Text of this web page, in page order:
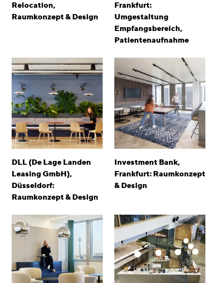
Relocation,
Raumkonzept & Design
Frankfurt:
Umgestaltung
Empfangsbereich,
Patientenaufnahme
DLL (De Lage Landen
Leasing GmbH),
Düsseldorf:
Raumkonzept & Design
Investment Bank,
Frankfurt: Raumkonzept
& Design